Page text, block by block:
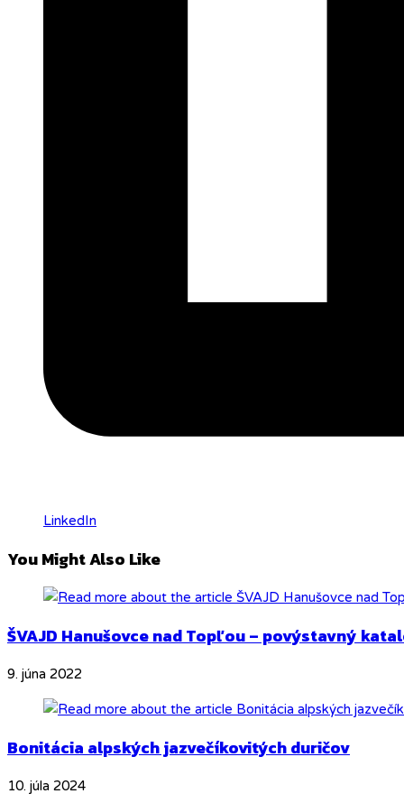
LinkedIn
You Might Also Like
ŠVAJD Hanušovce nad Topľou – povýstavný
9. júna 2022
Bonitácia alpských jazvečíkovitých duričov
10. júla 2024